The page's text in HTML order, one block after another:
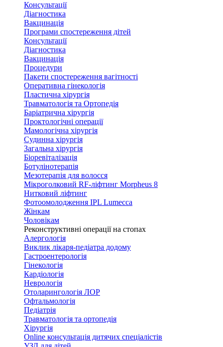
Консультації
Діагностика
Вакцинація
Програми спостереження дітей
Консультації
Діагностика
Вакцинація
Процедури
Пакети спостереження вагітності
Оперативна гінекологія
Пластична хірургія
Травматологія та Ортопедія
Баріатрична хірургія
Проктологічні операції
Мамологічна хірургія
Судинна хірургія
Загальна хірургія
Біоревіталізація
Ботулінотерапія
Мезотерапія для волосся
Мікроголковий RF-ліфтинг Morpheus 8
Нитковий ліфтинг
Фотоомолодження IPL Lumecca
Жінкам
Чоловікам
Реконструктивні операції на стопах
Алергологія
Виклик лікаря-педіатра додому
Гастроентерологія
Гінекологія
Кардіологія
Неврологія
Отоларингологія ЛОР
Офтальмологія
Педіатрія
Травматологія та ортопедія
Хірургія
Online консультація дитячих спеціалістів